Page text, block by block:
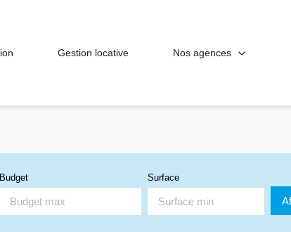
Gestion locative Nos agences
Budget Surface